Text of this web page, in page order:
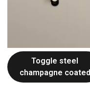
Toggle steel
champagne coated